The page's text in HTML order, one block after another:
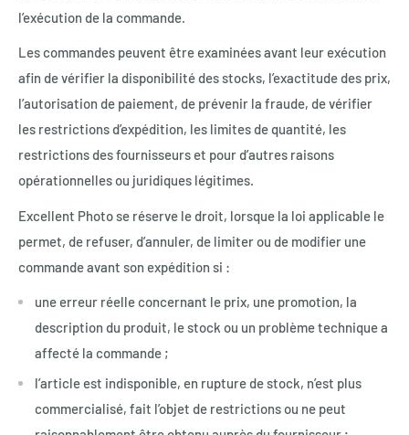
l’exécution de la commande.
Les commandes peuvent être examinées avant leur exécution
afin de vérifier la disponibilité des stocks, l’exactitude des prix,
l’autorisation de paiement, de prévenir la fraude, de vérifier
les restrictions d’expédition, les limites de quantité, les
restrictions des fournisseurs et pour d’autres raisons
opérationnelles ou juridiques légitimes.
Excellent Photo se réserve le droit, lorsque la loi applicable le
permet, de refuser, d’annuler, de limiter ou de modifier une
commande avant son expédition si :
une erreur réelle concernant le prix, une promotion, la
description du produit, le stock ou un problème technique a
affecté la commande ;
l’article est indisponible, en rupture de stock, n’est plus
commercialisé, fait l’objet de restrictions ou ne peut